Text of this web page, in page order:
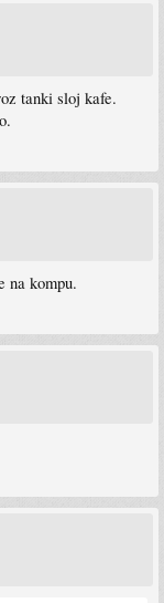
tanki sloj kafe.
na kompu.